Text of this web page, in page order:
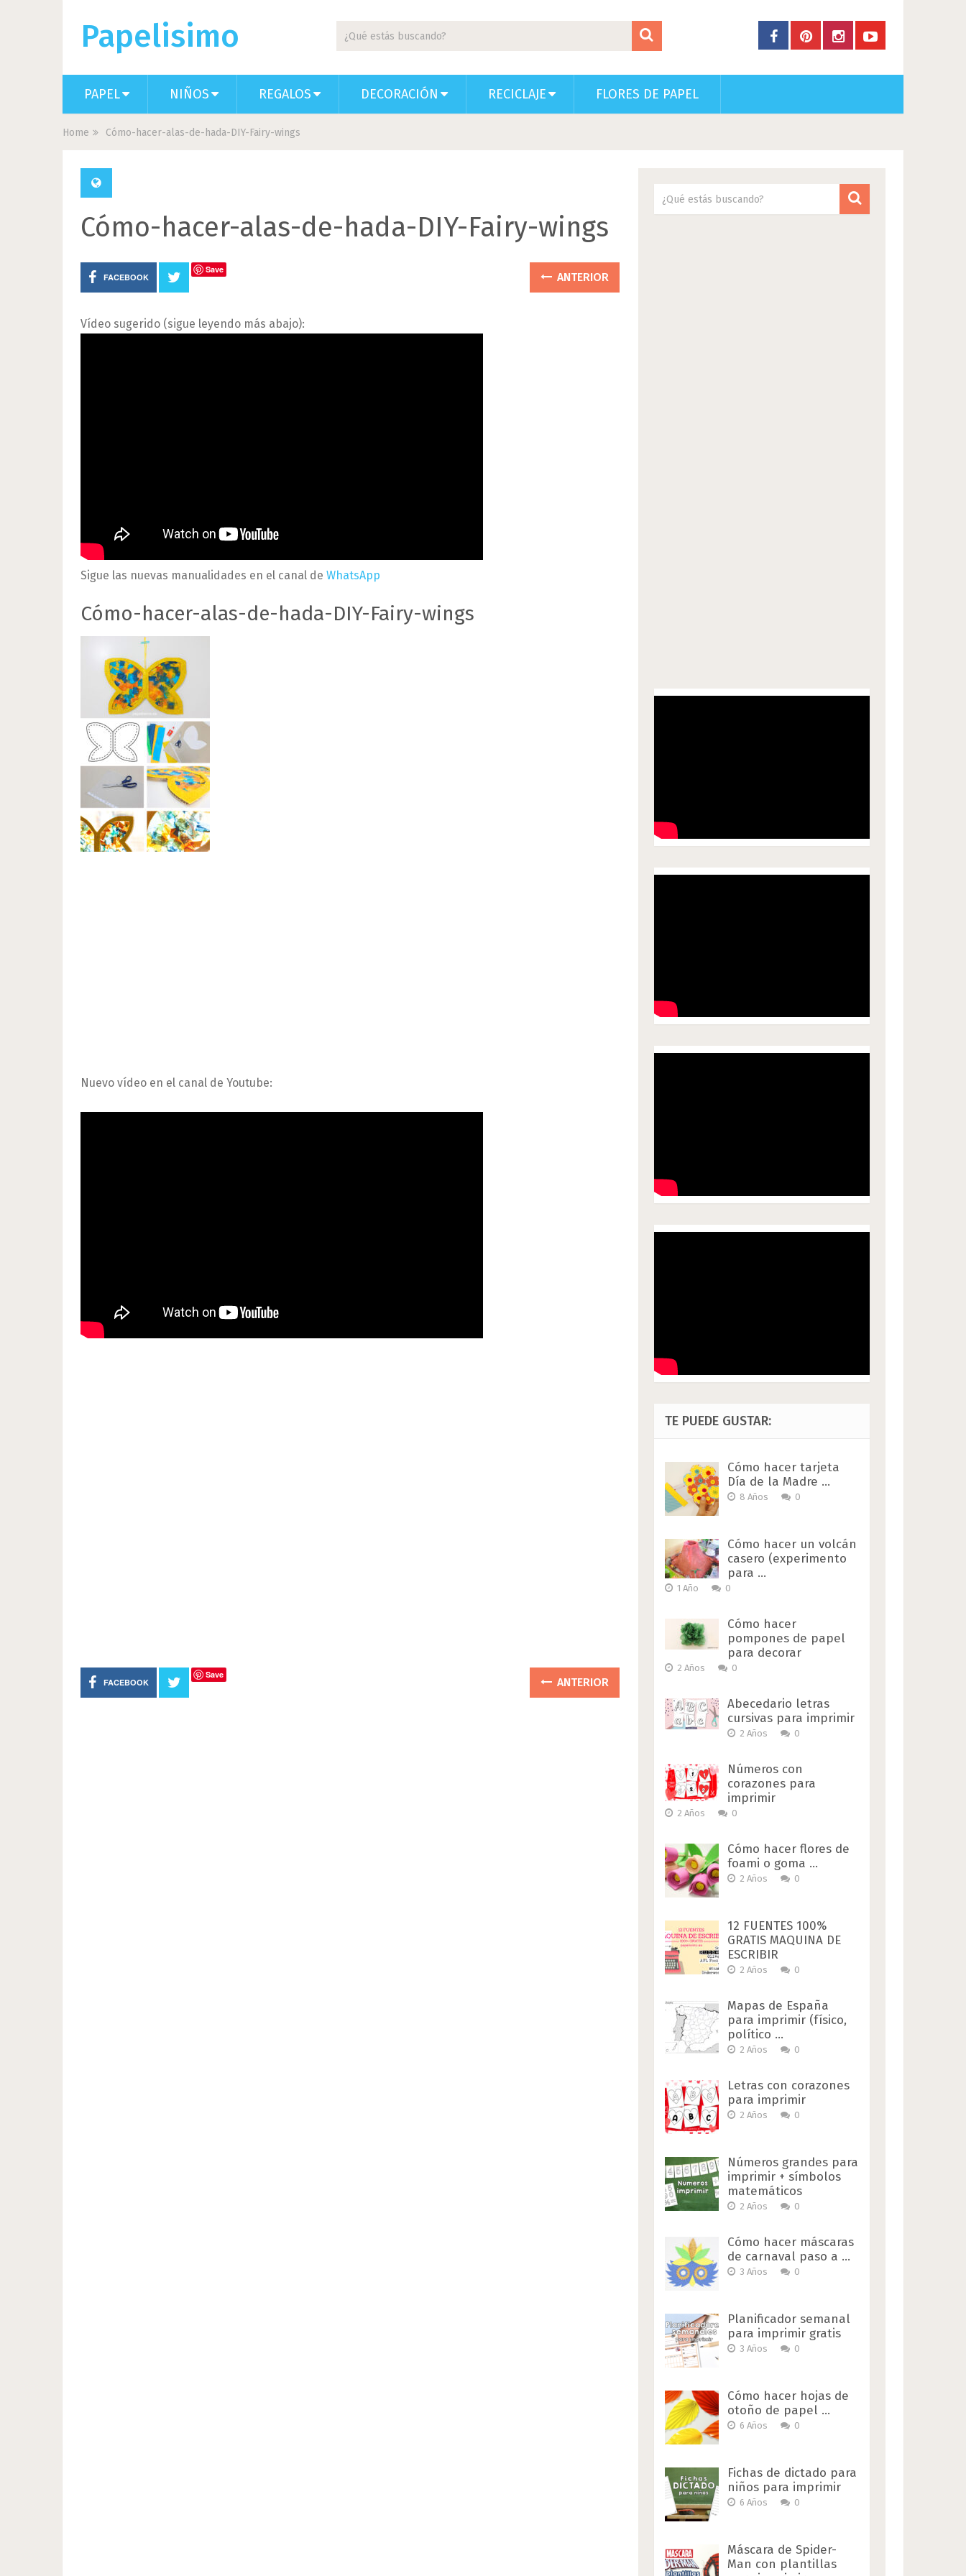
Papelisimo
PAPEL NIÑOS REGALOS DECORACIÓN RECICLAJE FLORES DE PAPEL
Home Cómo-hacer-alas-de-hada-DIY-Fairy-wings
Cómo-hacer-alas-de-hada-DIY-Fairy-wings
FACEBOOK
Save
ANTERIOR
Vídeo sugerido (sigue leyendo más abajo):
Sigue las nuevas manualidades en el canal de WhatsApp
Cómo-hacer-alas-de-hada-DIY-Fairy-wings
Nuevo vídeo en el canal de Youtube:
FACEBOOK
Save
ANTERIOR
TE PUEDE GUSTAR:
Cómo hacer tarjeta
Día de la Madre …
8 Años 0
Cómo hacer un volcán
casero (experimento
para …
1 Año 0
Cómo hacer
pompones de papel
para decorar
2 Años 0
Abecedario letras
cursivas para imprimir
2 Años 0
Números con
corazones para
imprimir
2 Años 0
Cómo hacer flores de
foami o goma …
2 Años 0
12 FUENTES 100%
GRATIS MAQUINA DE
ESCRIBIR
2 Años 0
Mapas de España
para imprimir (físico,
político …
2 Años 0
Letras con corazones
para imprimir
2 Años 0
Números grandes para
imprimir + símbolos
matemáticos
2 Años 0
Cómo hacer máscaras
de carnaval paso a …
3 Años 0
Planificador semanal
para imprimir gratis
3 Años 0
Cómo hacer hojas de
otoño de papel …
6 Años 0
Fichas de dictado para
niños para imprimir
6 Años 0
Máscara de Spider-
Man con plantillas